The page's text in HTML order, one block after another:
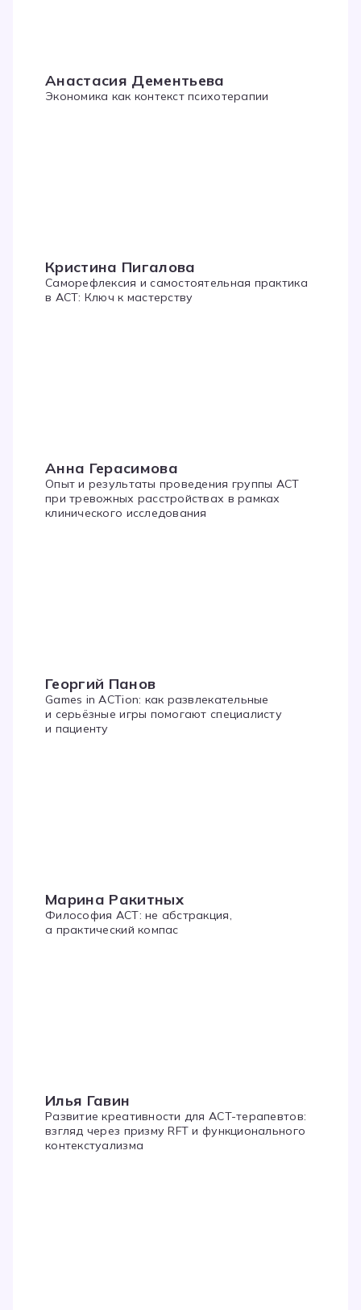
Анастасия Дементьева
Экономика как контекст психотерапии
Кристина Пигалова
Саморефлексия и самостоятельная практика
в АСТ: Ключ к мастерству
Анна Герасимова
Опыт и результаты проведения группы ACT
при тревожных расстройствах в рамках
клинического исследования
Георгий Панов
Games in ACTion: как развлекательные
и серьёзные игры помогают специалисту
и пациенту
Марина Ракитных
Философия ACT: не абстракция,
а практический компас
Илья Гавин
Развитие креативности для ACT-терапевтов:
взгляд через призму RFT и функционального
контекстуализма